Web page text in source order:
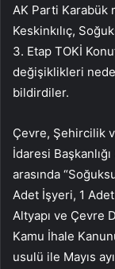
AK Parti Karabük
Keskinkılıç,
3. Etap TOKİ
değişiklikleri
bildirdiler.
Çevre, Şehircilik
İdaresi
arasında
Adet İşyeri, 1
Altyapı ve Çevre
Kamu İhale
usulü ile Mayıs